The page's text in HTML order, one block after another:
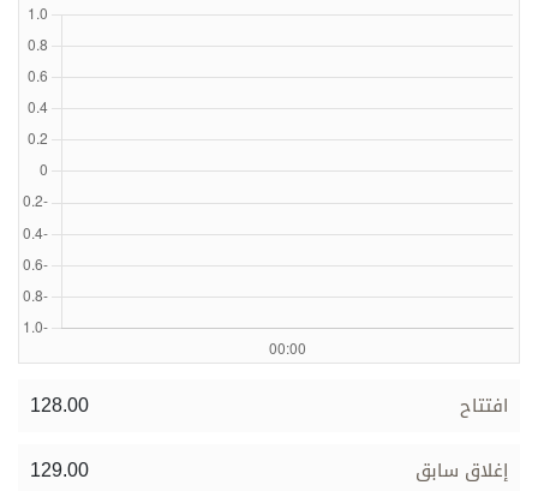
بودكاست
قصة صورة
برامج
مواقيت الصلاة
الأحوال الجوية
افتتاح 128.00
إغلاق سابق 129.00